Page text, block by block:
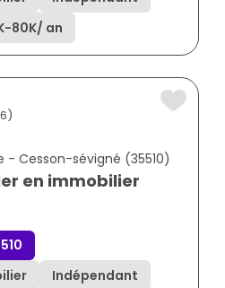
-80K/ an
- Cesson-sévigné (35510)
en immobilier
Indépendant